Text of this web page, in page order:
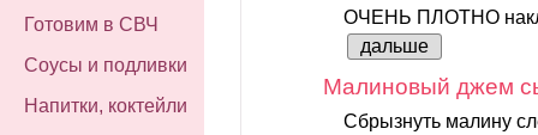
Готовим в СВЧ
Соусы и подливки
Напитки, коктейли
ОЧЕНЬ ПЛОТНО
дальше
Малиновый джем
Сбрызнуть малину